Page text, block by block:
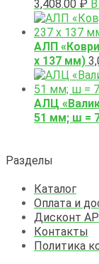
3,408.00 ₽
АЛП
х 137 мм)
АЛЦ
51 мм; ш =
Разделы
Каталог
Оплата и
Дисконт
Контакты
Политика